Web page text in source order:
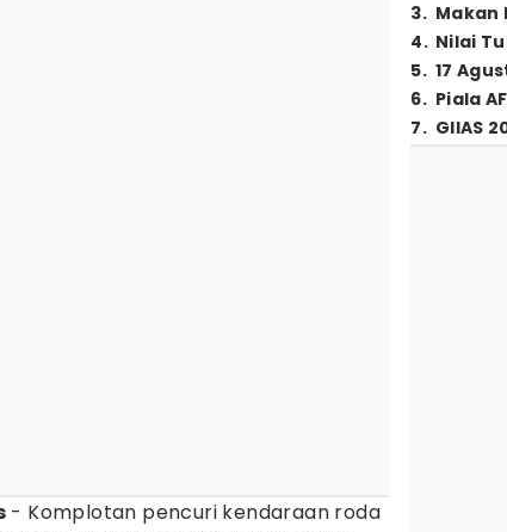
- Komplotan pencuri kendaraan roda
3. Makan
4. Nilai
5. 17
6. Piala
7. GIIAS